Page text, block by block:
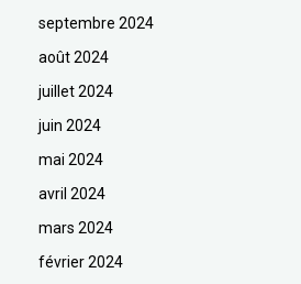
septembre 2024
août 2024
juillet 2024
juin 2024
mai 2024
avril 2024
mars 2024
février 2024